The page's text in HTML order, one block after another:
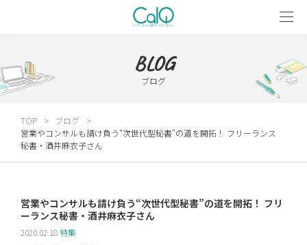
BLOG
ブログ
TOP
ブログ
営業やコンサルも請け負う“次世代型秘書”の道を開拓！ フリーランス
秘書・酒井麻衣子さん
営業やコンサルも請け負う“次世代型秘書”の道を開拓！ フリ
ーランス秘書・酒井麻衣子さん
2020.02.18特集